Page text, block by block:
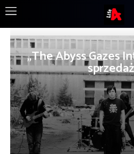
„The Abyss Gazes